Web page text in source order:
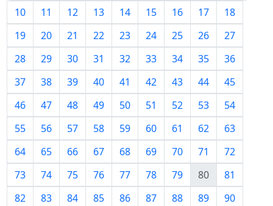
10
11 12 13 14 15 16 17
18
19
20 21 22 23 24 25 26
27
28
29 30 31 32 33 34 35
36
37
38 39 40 41 42 43 44
45
46
47 48 49 50 51 52 53
54
55
56 57 58 59 60 61 62
63
64
65 66 67 68 69 70 71
72
73
74 75 76 77 78 79 80
81
82
83 84 85 86 87 88 89
90